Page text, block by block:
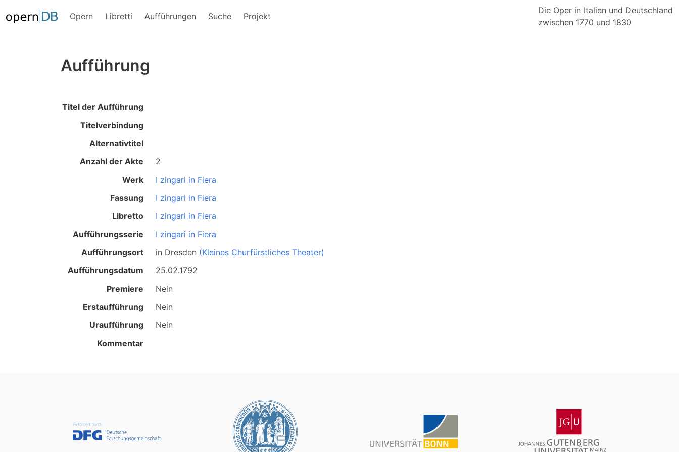
Opern Libretti Aufführungen Suche Projekt
Die Oper in Italien und Deutschland
zwischen 1770 und 1830
Aufführung
Titel der Aufführung
Titelverbindung
Alternativtitel
Anzahl der Akte
2
Werk
I zingari in Fiera
Fassung
I zingari in Fiera
Libretto
I zingari in Fiera
Aufführungsserie
I zingari in Fiera
Aufführungsort
in Dresden (Kleines Churfürstliches Theater)
Aufführungsdatum
25.02.1792
Premiere
Nein
Erstaufführung
Nein
Uraufführung
Nein
Kommentar